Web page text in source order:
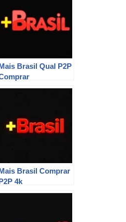
Brasil Qual P2P
Brasil Comprar
4k